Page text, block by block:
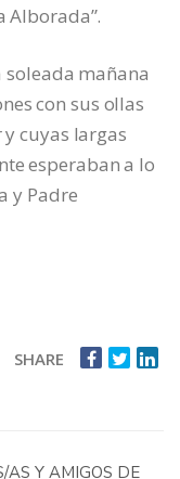
Alborada”.
mañana
con sus ollas
cuyas largas
esperaban a lo
y Padre
SHARE
AS Y AMIGOS DE